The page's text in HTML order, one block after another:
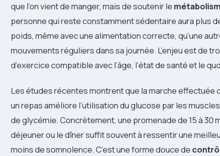
que l’on vient de manger, mais de soutenir le
personne qui reste constamment sédentaire aura plus
poids, même avec une alimentation correcte, qu’une
mouvements réguliers dans sa journée. L’enjeu est de
d’exercice compatible avec l’âge, l’état de santé et le
Les études récentes montrent que la marche effectuée
un repas améliore l’utilisation du glucose par les
de glycémie. Concrètement, une promenade de 15 à 30
déjeuner ou le dîner suffit souvent à ressentir une
moins de somnolence. C’est une forme douce de